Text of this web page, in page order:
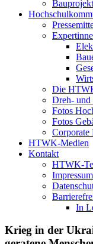
Die
Dreh- und
Fotos
Fotos
Corporate
HTWK-Medien
Kontakt
HTWK-
Impressum
In
Krieg in der